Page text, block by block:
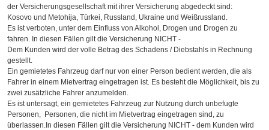
der Versicherungsgesellschaft mit ihrer Versicherung abgedeckt sind:
Kosovo und Metohija, Türkei, Russland, Ukraine und Weißrussland.
Es ist verboten, unter dem Einfluss von Alkohol, Drogen und Drogen zu
fahren. In diesen Fällen gilt die Versicherung NICHT -
Dem Kunden wird der volle Betrag des Schadens / Diebstahls in Rechnung
gestellt.
Ein gemietetes Fahrzeug darf nur von einer Person bedient werden, die als
Fahrer in einem Mietvertrag eingetragen ist. Es besteht die Möglichkeit, bis zu
zwei zusätzliche Fahrer anzumelden.
Es ist untersagt, ein gemietetes Fahrzeug zur Nutzung durch unbefugte
Personen, Personen, die nicht im Mietvertrag eingetragen sind, zu
überlassen.In diesen Fällen gilt die Versicherung NICHT - dem Kunden wird